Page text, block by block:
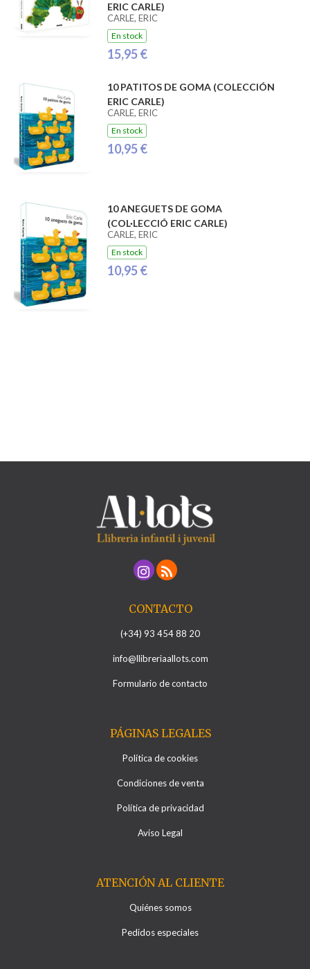
ERIC CARLE)
CARLE, ERIC
En stock
15,95 €
10 PATITOS DE GOMA (COLECCIÓN
ERIC CARLE)
CARLE, ERIC
En stock
10,95 €
10 ANEGUETS DE GOMA
(COL·LECCIÓ ERIC CARLE)
CARLE, ERIC
En stock
10,95 €
CONTACTO
(+34) 93 454 88 20
info@llibreriaallots.com
Formulario de contacto
PÁGINAS LEGALES
Política de cookies
Condiciones de venta
Política de privacidad
Aviso Legal
ATENCIÓN AL CLIENTE
Quiénes somos
Pedidos especiales